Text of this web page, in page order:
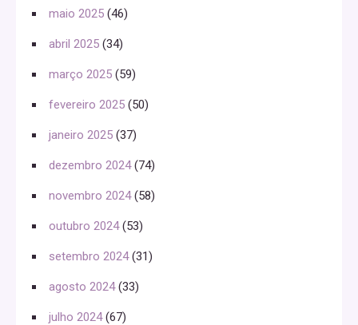
maio 2025 (46)
abril 2025 (34)
março 2025 (59)
fevereiro 2025 (50)
janeiro 2025 (37)
dezembro 2024(74)
novembro 2024(58)
outubro 2024(53)
setembro 2024(31)
agosto 2024(33)
julho 2024(67)